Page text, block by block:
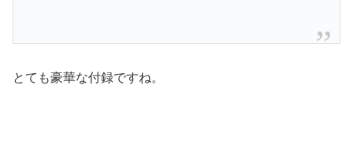
とても豪華な付録ですね。